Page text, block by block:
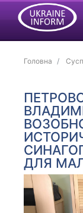
Головна
ДЛЯ